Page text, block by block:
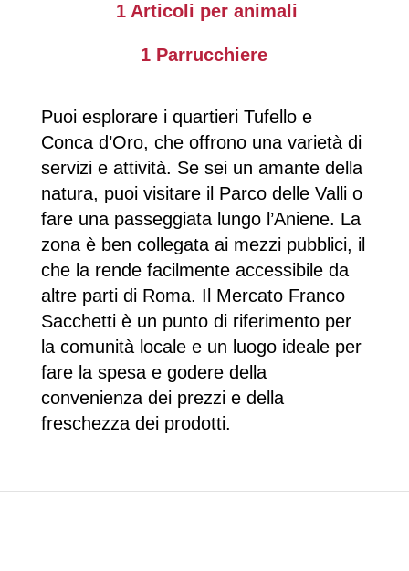
1 Articoli per animali
1 Parrucchiere
Puoi esplorare i quartieri Tufello e
Conca d’Oro, che offrono una varietà di
servizi e attività. Se sei un amante della
natura, puoi visitare il Parco delle Valli o
fare una passeggiata lungo l’Aniene. La
zona è ben collegata ai mezzi pubblici, il
che la rende facilmente accessibile da
altre parti di Roma. Il Mercato Franco
Sacchetti è un punto di riferimento per
la comunità locale e un luogo ideale per
fare la spesa e godere della
convenienza dei prezzi e della
freschezza dei prodotti.